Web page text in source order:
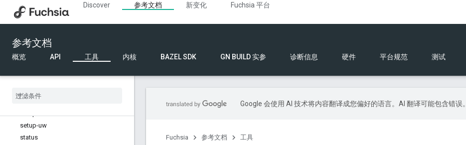
Discover 参考文档 新变化
Fuchsia 平台
参考文档
概览 API 工具 内核 BAZEL SDK GN BUILD 实参 诊断信息 硬件 平台规范 测试
JQ
list-usb 磁盘
merge-package-config
指标
run-script
远程服务
setup-uw
status
Google 会使用 AI 技术将内容翻译成您偏好的语言。AI 翻译可能包含错误。
Fuchsia 参考文档 工具